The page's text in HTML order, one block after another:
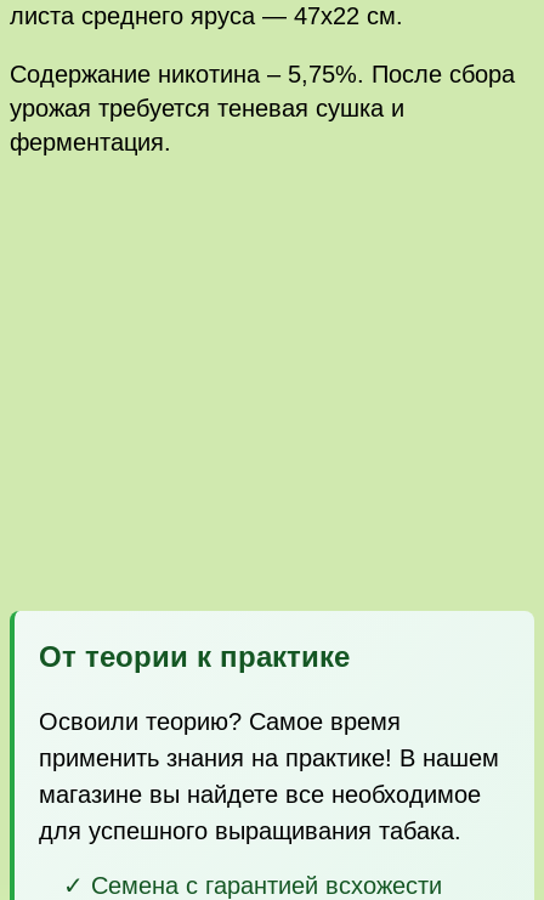
листа среднего яруса — 47х22 см.
Содержание никотина – 5,75%. После сбора
урожая требуется теневая сушка и
ферментация.
От теории к практике
Освоили теорию? Самое время
применить знания на практике! В нашем
магазине вы найдете все необходимое
для успешного выращивания табака.
✓ Семена с гарантией всхожести